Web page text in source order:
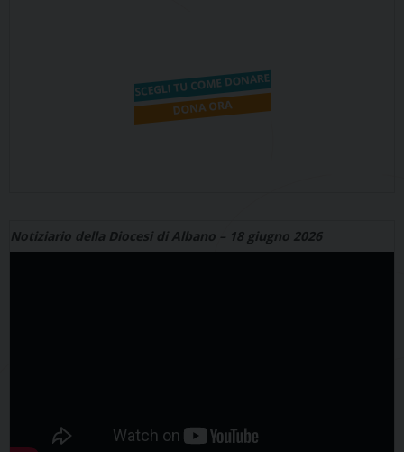
Notiziario della Diocesi di Albano – 18 giugno 2026